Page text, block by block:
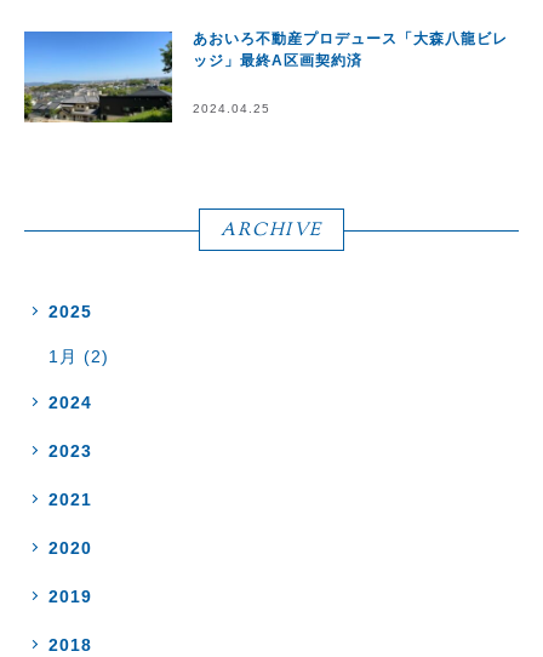
あおいろ不動産プロデュース「大森八龍ビレ
ッジ」最終A区画契約済
2024.04.25
ARCHIVE
2025
1月 (2)
2024
2023
2021
2020
2019
2018